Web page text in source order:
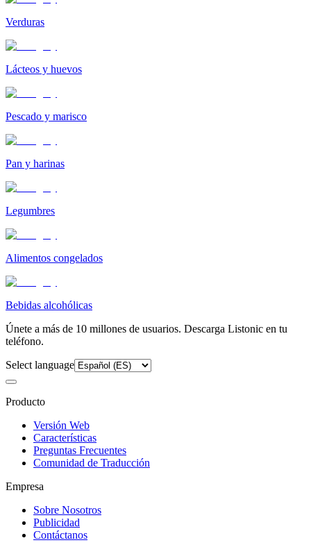
Verduras
Lácteos y huevos
Pescado y marisco
Pan y harinas
Legumbres
Alimentos congelados
Bebidas alcohólicas
Únete a más de 10 millones de usuarios. Descarga Listonic en tu
teléfono.
Select language
Producto
Versión Web
Características
Preguntas Frecuentes
Comunidad de Traducción
Empresa
Sobre Nosotros
Publicidad
Contáctanos